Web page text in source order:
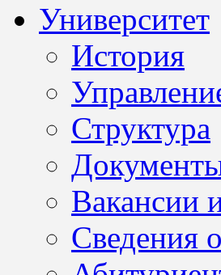
Университет
История
Структура
Вакансии
Сведения